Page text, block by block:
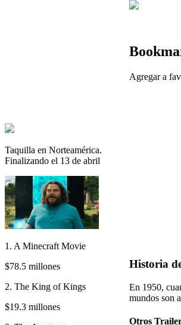
Taquilla en Norteamérica.
Finalizando el 13 de abril
1. A Minecraft Movie
$78.5 millones
2. The King of Kings
$19.3 millones
Agregar a
Historia
En 1950,
mundos son
Otros